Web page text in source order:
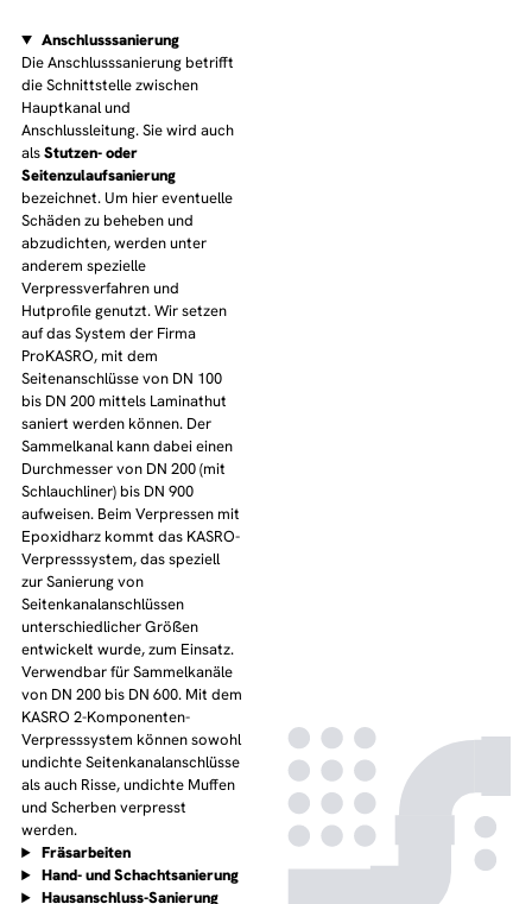
Anschlusssanierung
Die Anschlusssanierung betrifft
die Schnittstelle zwischen
Hauptkanal und
Anschlussleitung. Sie wird auch
alsStutzen- oder
Seitenzulaufsanierung
bezeichnet. Um hier eventuelle
Schäden zu beheben und
abzudichten, werden unter
anderem spezielle
Verpressverfahren und
Hutprofile genutzt. Wir setzen
auf das System der Firma
ProKASRO, mit dem
Seitenanschlüsse von DN 100
bis DN 200 mittels Laminathut
saniert werden können. Der
Sammelkanal kann dabei einen
Durchmesser von DN 200 (mit
Schlauchliner) bis DN 900
aufweisen. Beim Verpressen mit
Epoxidharz kommt das KASRO-
Verpresssystem, das speziell
zur Sanierung von
Seitenkanalanschlüssen
unterschiedlicher Größen
entwickelt wurde, zum Einsatz.
Verwendbar für Sammelkanäle
von DN 200 bis DN 600. Mit dem
KASRO 2-Komponenten-
Verpresssystem können sowohl
undichte Seitenkanalanschlüsse
als auch Risse, undichte Muffen
und Scherben verpresst
werden.
Fräsarbeiten
Hand- und Schachtsanierung
Hausanschluss-Sanierung